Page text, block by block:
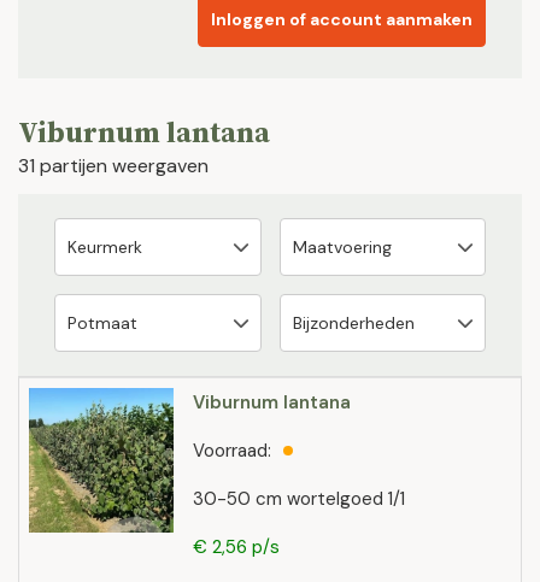
Inloggen of account aanmaken
Viburnum lantana
31 partijen weergaven
Viburnum lantana
30-50 cm wortelgoed 1/1
Voorraad:
€ 2,56 p/s